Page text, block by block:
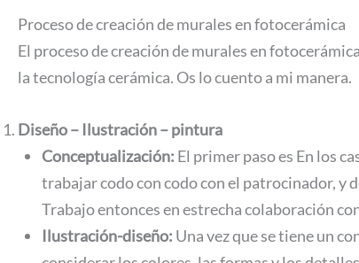
Proceso de creación de murales en fotocerámica
El proceso de creación de murales en
la tecnología cerámica. Os lo cuento a mi manera.
Diseño – Ilustración – pintura
Conceptualización: El primer paso es En los
trabajar codo con codo con el patrocinador, y
Trabajo entonces en estrecha colaboración
Ilustración-diseño: Una vez que se tiene un